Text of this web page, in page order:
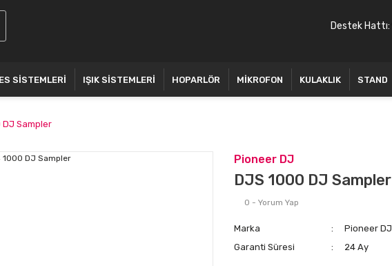
Destek Hattı:
SİSTEMLERİ IŞIK SİSTEMLERİ HOPARLÖR MİKROFON KULAKLIK STAND
DJ Sampler
Pioneer DJ
DJS 1000 DJ Sampler
0 - Yorum Yap
Marka
Pioneer DJ
Garanti Süresi
24 Ay